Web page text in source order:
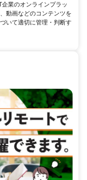
業のオンラインプラッ
動画などのコンテンツを
いて適切に管理・判断す